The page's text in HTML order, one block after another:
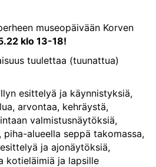
museopäivään Korven
klo 13-18!
tuulettaa (tuunattua)
esittelyä ja käynnistyksiä,
arvontaa, kehräystä,
valmistusnäytöksiä,
alueella seppä takomassa,
ja ajonäytöksiä,
kotieläimiä ja lapsille